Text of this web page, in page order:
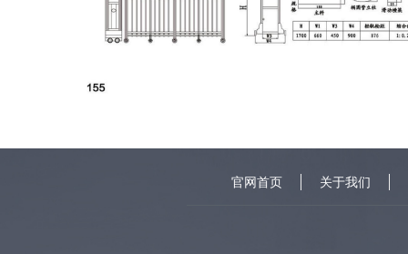
官网首页 关于我们